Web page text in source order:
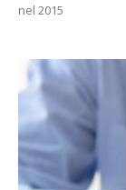
nel 2015